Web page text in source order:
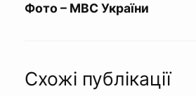
Фото – МВС України
Схожі публікації